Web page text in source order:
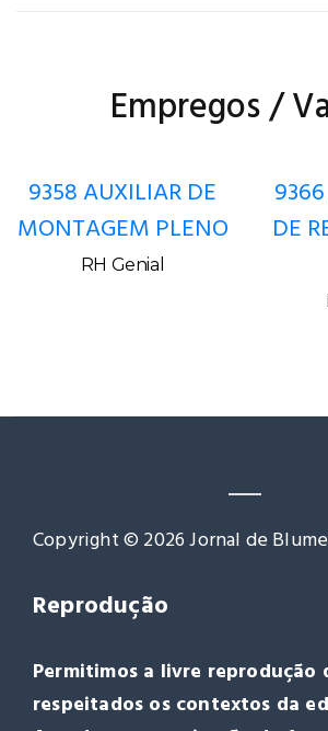
Empregos /
9358 AUXILIAR DE
MONTAGEM PLENO
RH Genial
DE
Copyright © 2026 Jornal de
Reprodução
Permitimos a livre reprodução
respeitados os contextos da